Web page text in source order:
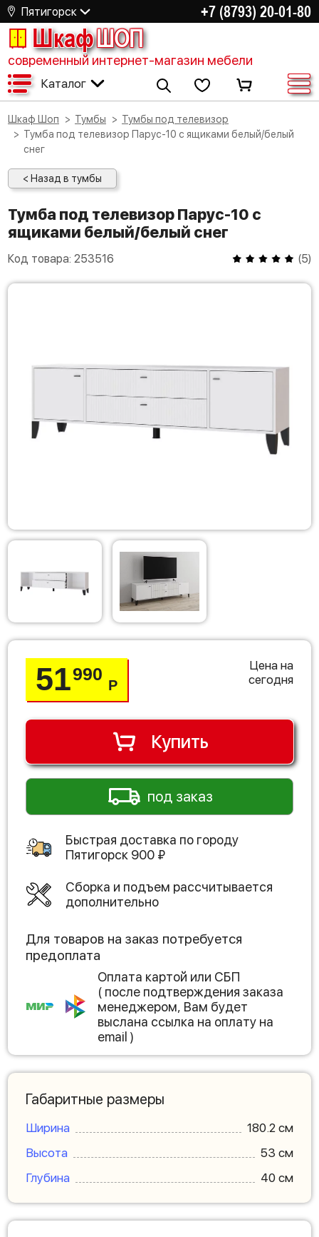
Пятигорск +7 (8793) 20-01-80
ШкафШОП
современный интернет-магазин мебели
Каталог
Шкаф Шоп Тумбы
Тумбы под телевизор
Тумба под телевизор Парус-10 с ящиками белый/белый
снег
< Назад в тумбы
Тумба под телевизор Парус-10 с
ящиками белый/белый снег
Код товара: 253516 (5)
51990
Р
Цена на
сегодня
Купить
под заказ
Быстрая доставка по городу
Пятигорск 900 ₽
Сборка и подъем рассчитывается
дополнительно
Для товаров на заказ потребуется
предоплата
Оплата картой или СБП
( после подтверждения заказа
менеджером, Вам будет
выслана ссылка на оплату на
email )
Габаритные размеры
Ширина
180.2 см
Высота
53 см
Глубина
40 см